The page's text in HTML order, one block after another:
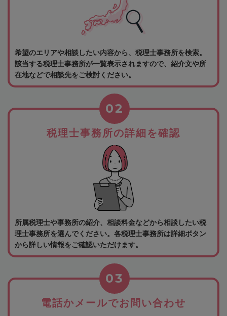
希望のエリアや相談したい内容から、税理士事務所を検索。
該当する税理士事務所が一覧表示されますので、紹介文や所
在地などで相談先をご検討ください。
税理士事務所の詳細を確認
02
所属税理士や事務所の紹介、相談料金などから相談したい税
理士事務所を選んでください。各税理士事務所は詳細ボタン
から詳しい情報をご確認いただけます。
電話かメールでお問い合わせ
03